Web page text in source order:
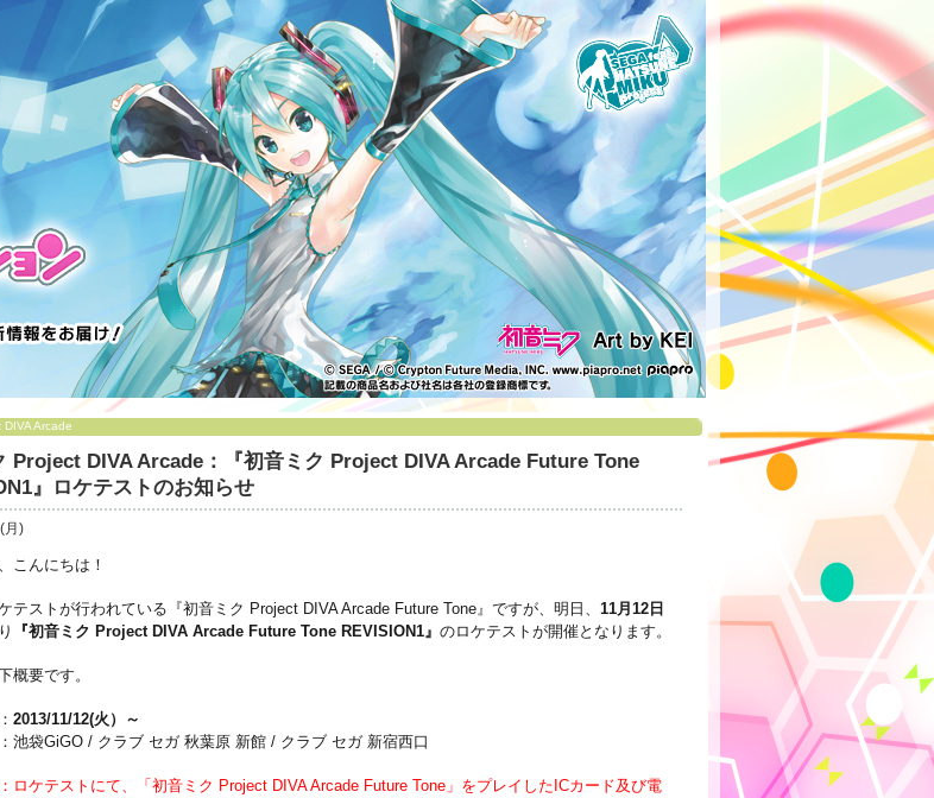
DIVA Arcade
Project DIVA Arcade：『初音ミク Project DIVA Arcade Future Tone
』ロケテストのお知らせ
月)
こんにちは！
テストが行われている『初音ミク Project DIVA Arcade Future Tone』ですが、明日、 11月12日
『初音ミク Project DIVA Arcade Future Tone REVISION1』 のロケテストが開催となります。
概要です。
2013/11/12(火）～
袋GiGO / クラブ セガ 秋葉原 新館 / クラブ セガ 新宿西口
ロケテストにて、「初音ミク Project DIVA Arcade Future Tone」をプレイしたICカード及び電